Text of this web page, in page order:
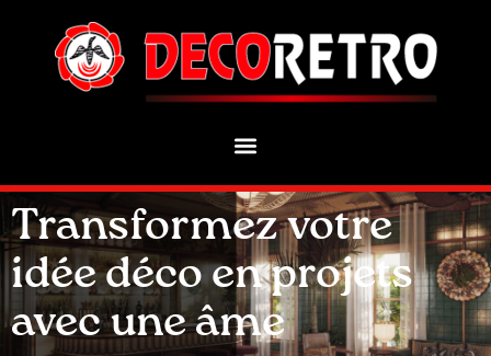
Transformez votre
idée déco en projets
avec une âme